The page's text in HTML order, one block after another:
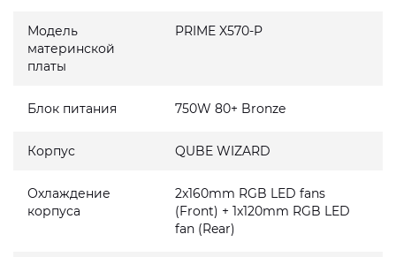
Модель
материнской
платы
PRIME X570-P
Блок питания 750W 80+ Bronze
Корпус QUBE WIZARD
Охлаждение
корпуса
2x160mm RGB LED fans
(Front) + 1x120mm RGB LED
fan (Rear)